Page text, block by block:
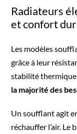
Radiateurs
et confort
Les modèles
grâce à leur
stabilité
la majorité des
Un soufflant agit
réchauffer l’air. Le